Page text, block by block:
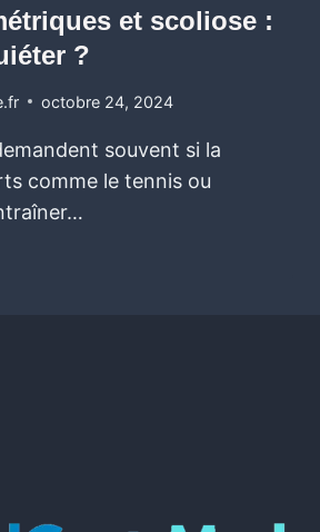
et scoliose :
?
octobre 24, 2024
souvent si la
comme le tennis ou